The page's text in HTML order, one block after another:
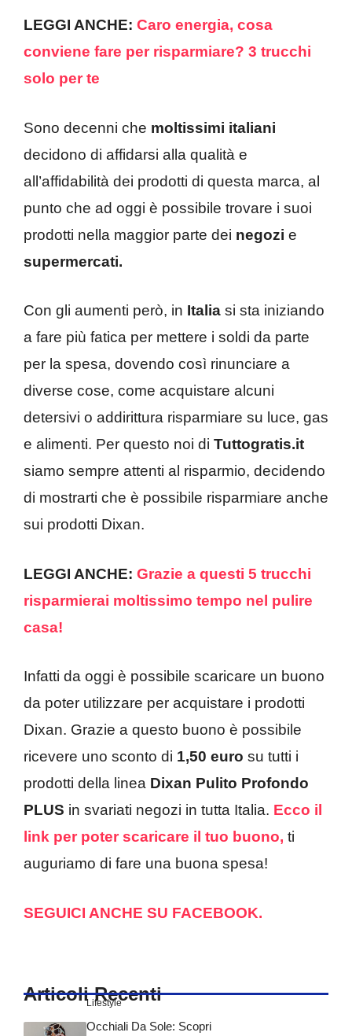
LEGGI ANCHE: Caro energia, cosa
conviene fare per risparmiare? 3 trucchi
solo per te
Sono decenni che moltissimi italiani
decidono di affidarsi alla qualità e
all’affidabilità dei prodotti di questa marca, al
punto che ad oggi è possibile trovare i suoi
prodotti nella maggior parte dei negozi e
supermercati.
Con gli aumenti però, in Italia si sta iniziando
a fare più fatica per mettere i soldi da parte
per la spesa, dovendo così rinunciare a
diverse cose, come acquistare alcuni
detersivi o addirittura risparmiare su luce, gas
e alimenti. Per questo noi di Tuttogratis.it
siamo sempre attenti al risparmio, decidendo
di mostrarti che è possibile risparmiare anche
sui prodotti Dixan.
LEGGI ANCHE: Grazie a questi 5 trucchi
risparmierai moltissimo tempo nel pulire
casa!
Infatti da oggi è possibile scaricare un buono
da poter utilizzare per acquistare i prodotti
Dixan. Grazie a questo buono è possibile
ricevere uno sconto di 1,50 euro su tutti i
prodotti della linea Dixan Pulito Profondo
PLUS in svariati negozi in tutta Italia. Ecco il
link per poter scaricare il tuo buono, ti
auguriamo di fare una buona spesa!
SEGUICI ANCHE SU FACEBOOK.
Articoli Recenti
Lifestyle
Occhiali Da Sole: Scopri